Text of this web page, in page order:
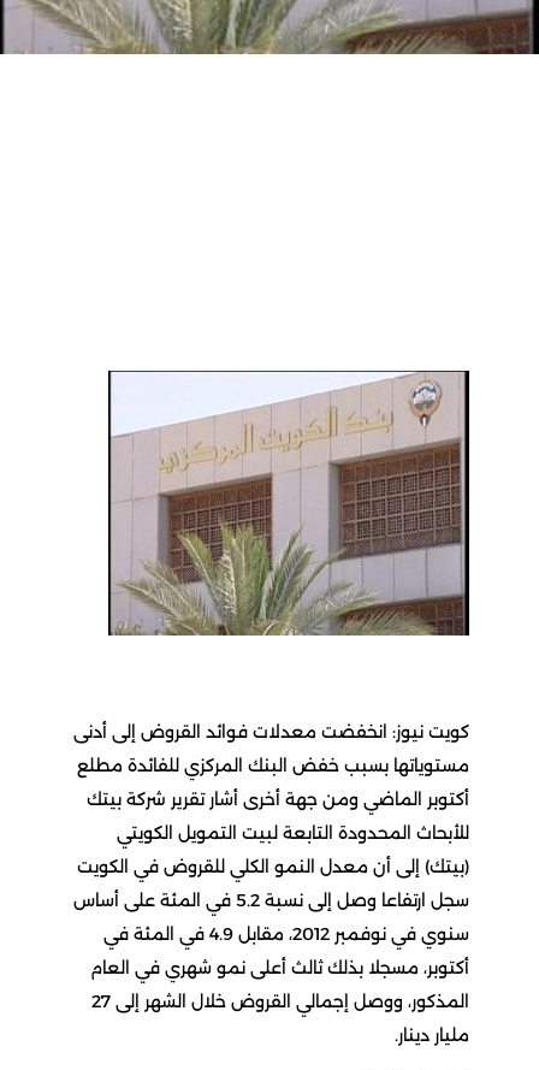
كويت نيوز: انخفضت معدلات فوائد القروض إلى أدنى
مستوياتها بسبب خفض البنك المركزي للفائدة مطلع
أكتوبر الماضي ومن جهة أخرى أشار تقرير شركة بيتك
للأبحاث المحدودة التابعة لبيت التمويل الكويتي
(بيتك) إلى أن معدل النمو الكلي للقروض في الكويت
سجل ارتفاعا وصل إلى نسبة 5.2 في المئة على أساس
سنوي في نوفمبر 2012، مقابل 4.9 في المئة في
أكتوبر، مسجلا بذلك ثالث أعلى نمو شهري في العام
المذكور، ووصل إجمالي القروض خلال الشهر إلى 27
مليار دينار.